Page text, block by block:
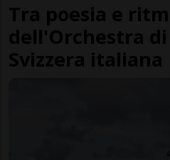
Tra poesia e
dell'Orchestra
Svizzera italiana